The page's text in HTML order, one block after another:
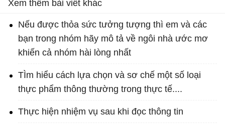
Xem thêm bài viết khác
Nếu được thỏa sức tưởng tượng thì em và các
bạn trong nhóm hãy mô tả về ngôi nhà ước mơ
khiến cả nhóm hài lòng nhất
TÌm hiểu cách lựa chọn và sơ chế một số loại
thực phẩm thông thường trong thực tế....
Thực hiện nhiệm vụ sau khi đọc thông tin